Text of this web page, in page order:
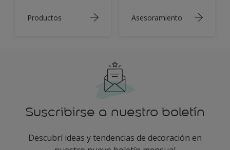
Productos Asesoramiento
Suscribirse a nuestro boletín
Descubrí ideas y tendencias de decoración en